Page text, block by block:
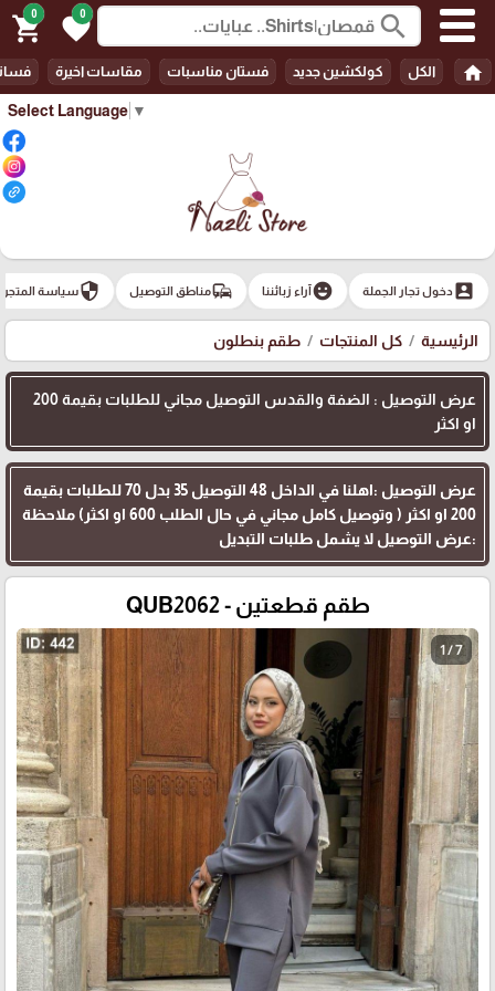
Select Language ▼
search
0
favorite
0
shopping_cart
home الكل كولكشين جديد فستان مناسبات مقاسات اخيرة
account_boxدخول تجار الجملة emoji_emotionsآراء زبائننا commuteمناطق التوصيل securityسياسة المتجر
الرئيسية كل المنتجات طقم بنطلون
عرض التوصيل : الضفة والقدس التوصيل مجاني للطلبات بقيمة 200
او اكثر
عرض التوصيل :اهلنا في الداخل 48 التوصيل 35 بدل 70 للطلبات بقيمة
200 او اكثر ( وتوصيل كامل مجاني في حال الطلب 600 او اكثر) ملاحظة
:عرض التوصيل لا يشمل طلبات التبديل
طقم قطعتين - QUB2062
1 / 7